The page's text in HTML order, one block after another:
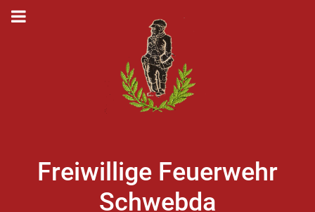
Freiwillige Feuerwehr
Schwebda